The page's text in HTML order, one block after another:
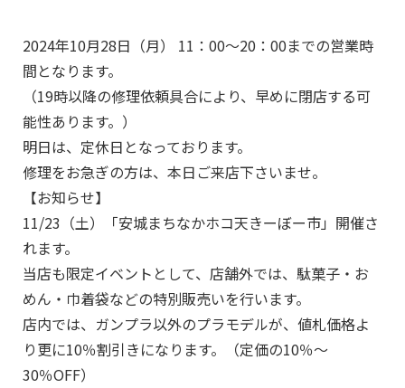
2024年10月28日（月） 11：00～20：00までの営業時
間となります。
（19時以降の修理依頼具合により、早めに閉店する可
能性あります。）
明日は、定休日となっております。
修理をお急ぎの方は、本日ご来店下さいませ。
【お知らせ】
11/23（土）「安城まちなかホコ天きーぼー市」開催さ
れます。
当店も限定イベントとして、店舗外では、駄菓子・お
めん・巾着袋などの特別販売いを行います。
店内では、ガンプラ以外のプラモデルが、値札価格よ
り更に10％割引きになります。（定価の10％～
30％OFF）